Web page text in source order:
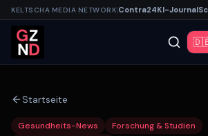
KELTSCHA MEDIA NETWORK|Contra24KI-Journal
Startseite
Gesundheits-News
Forschung & Studien